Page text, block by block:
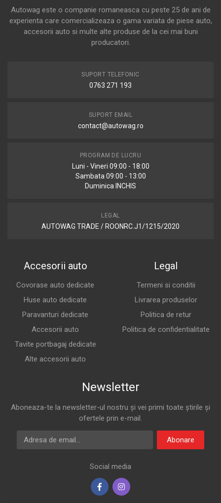
Autowag este o companie romaneasca cu peste 25 de ani de
experienta care comercializeaza o gama variata de piese auto,
accesorii auto si multe alte produse de la cei mai buni
producatori.
SUPORT TELEFONIC
0763 271 193
SUPORT EMAIL
contact@autowag.ro
PROGRAM DE LUCRU
Luni - Vineri 09:00 - 18:00
Sambata 09:00 - 13:00
Duminica INCHIS
LEGAL
AUTOWAG TRADE / ROONRC.J1/1215/2020
Accesorii auto
Covorase auto dedicate
Huse auto dedicate
Paravanturi dedicate
Accesorii auto
Tavite portbagaj dedicate
Alte accesorii auto
Legal
Termeni si conditii
Livrarea produselor
Politica de retur
Politica de confidentialitate
Newsletter
Aboneaza-te la newsletter-ul nostru și vei primi toate știrile și
ofertele prin e-mail.
Adresa de email
Abonare
Social media